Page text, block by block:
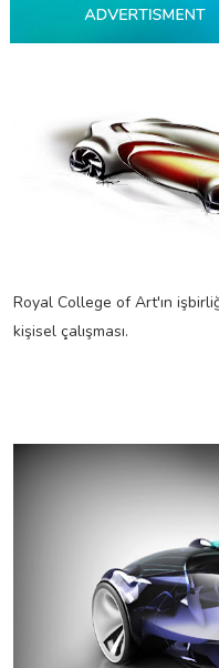
Royal College of Art'ın
kişisel çalışması.